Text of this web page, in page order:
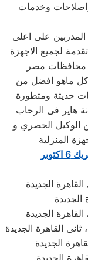
وخدمات
لجميع الاجهزة
محافظات مصر
كل ماهو افضل من
حديثة ومتطورة
هاير فى الرحاب
المنزلية
الجديدة
الجديدة
الجديدة